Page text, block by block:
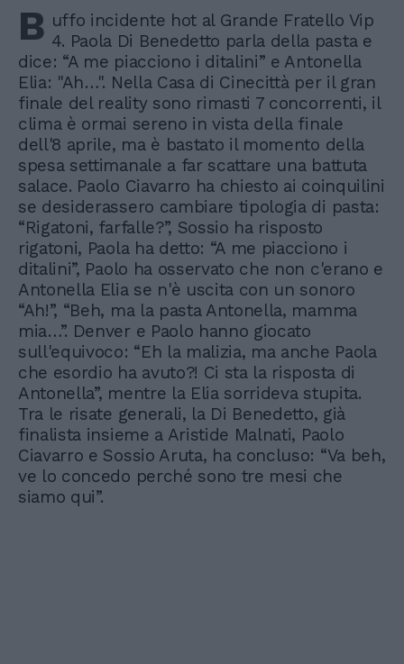
B uffo incidente hot al Grande Fratello Vip
4. Paola Di Benedetto parla della pasta e
dice: “A me piacciono i ditalini” e Antonella
Elia: "Ah…". Nella Casa di Cinecittà per il gran
finale del reality sono rimasti 7 concorrenti, il
clima è ormai sereno in vista della finale
dell'8 aprile, ma è bastato il momento della
spesa settimanale a far scattare una battuta
salace. Paolo Ciavarro ha chiesto ai coinquilini
se desiderassero cambiare tipologia di pasta:
“Rigatoni, farfalle?”, Sossio ha risposto
rigatoni, Paola ha detto: “A me piacciono i
ditalini”, Paolo ha osservato che non c'erano e
Antonella Elia se n'è uscita con un sonoro
“Ah!”, “Beh, ma la pasta Antonella, mamma
mia…”. Denver e Paolo hanno giocato
sull'equivoco: “Eh la malizia, ma anche Paola
che esordio ha avuto?! Ci sta la risposta di
Antonella”, mentre la Elia sorrideva stupita.
Tra le risate generali, la Di Benedetto, già
finalista insieme a Aristide Malnati, Paolo
Ciavarro e Sossio Aruta, ha concluso: “Va beh,
ve lo concedo perché sono tre mesi che
siamo qui”.